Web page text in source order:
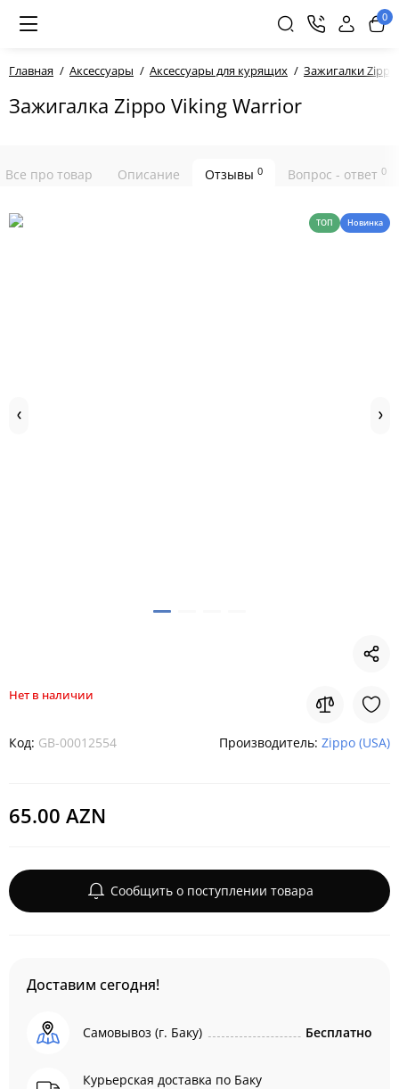
0
Главная Аксессуары Аксессуары для курящих Зажигалки Zippo
Зажигалка Zippo Viking Warrior
Все про товар Описание Отзывы 0 Вопрос - ответ 0
ТОП Новинка
Нет в наличии
Код: GB-00012554 Производитель: Zippo (USA)
65.00 AZN
Сообщить о поступлении товара
Доставим сегодня!
Самовывоз (г. Баку) Бесплатно
Курьерская доставка по Баку